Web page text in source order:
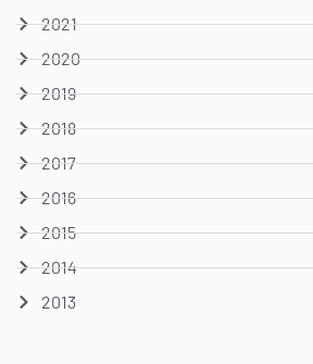
2021
2020
2019
2018
2017
2016
2015
2014
2013